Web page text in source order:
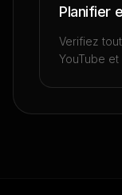
Planifier
Verifiez
YouTube et